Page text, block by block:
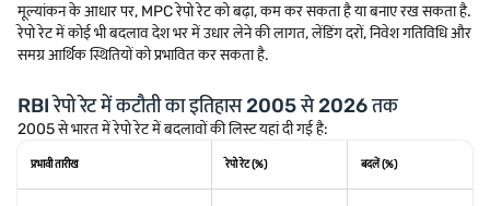
मूल्यांकन के आधार पर, MPC रेपो रेट को बढ़ा, कम कर सकता है या बनाए रख सकता है.
रेपो रेट में कोई भी बदलाव देश भर में उधार लेने की लागत, लेंडिंग दरों, निवेश गतिविधि और
समग्र आर्थिक स्थितियों को प्रभावित कर सकता है.
RBI रेपो रेट में कटौती का इतिहास 2005 से 2026 तक
2005 से भारत में रेपो रेट में बदलावों की लिस्ट यहां दी गई है:
प्रभावी तारीख रेपो रेट (%) बदलें (%)